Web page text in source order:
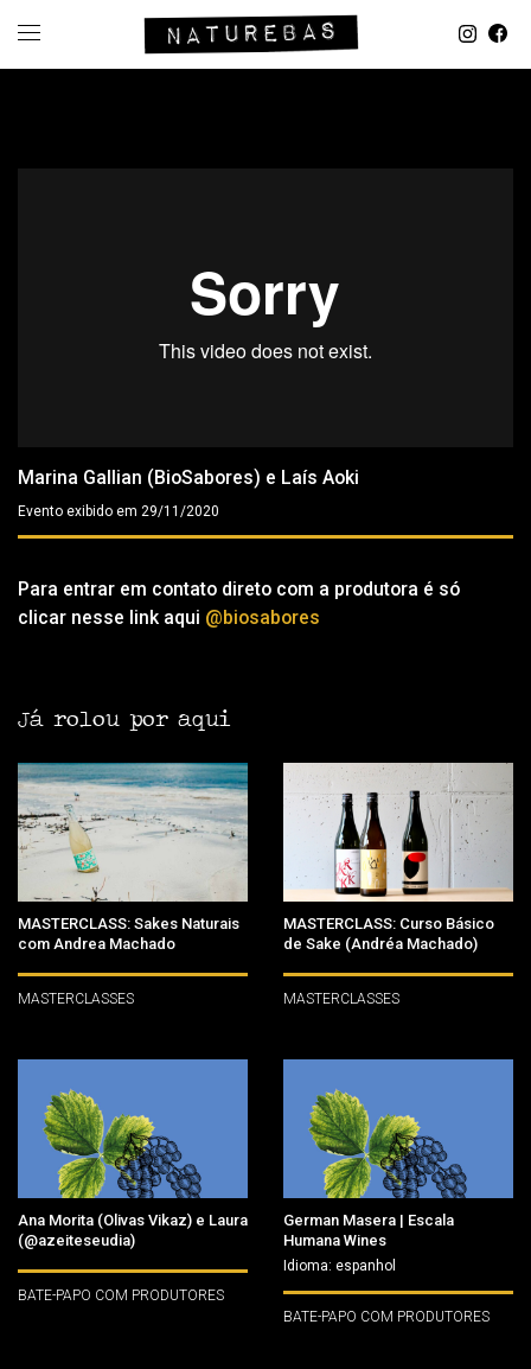
Marina Gallian (BioSabores) e Laís Aoki
Evento exibido em 29/11/2020
Para entrar em contato direto com a produtora é só
clicar nesse link aqui @biosabores
Já rolou por aqui
MASTERCLASS: Sakes Naturais
com Andrea Machado
MASTERCLASSES
MASTERCLASS: Curso Básico
de Sake (Andréa Machado)
MASTERCLASSES
Ana Morita (Olivas Vikaz) e Laura
(@azeiteseudia)
BATE-PAPO COM PRODUTORES
German Masera | Escala
Humana Wines
Idioma: espanhol
BATE-PAPO COM PRODUTORES